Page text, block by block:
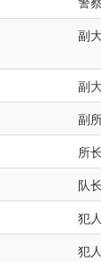
副
副
副
所长
队长
犯人
犯人